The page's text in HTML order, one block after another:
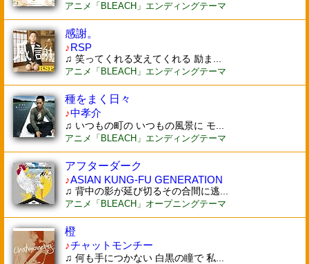
アニメ「BLEACH」エンディングテーマ
感謝。
♪RSP
♫ 笑ってくれる支えてくれる 励ま...
アニメ「BLEACH」エンディングテーマ
種をまく日々
♪中孝介
♫ いつもの町の いつもの風景に モ...
アニメ「BLEACH」エンディングテーマ
アフターダーク
♪ASIAN KUNG-FU GENERATION
♫ 背中の影が延び切るその合間に逃...
アニメ「BLEACH」オープニングテーマ
橙
♪チャットモンチー
♫ 何も手につかない 白黒の瞳で 私...